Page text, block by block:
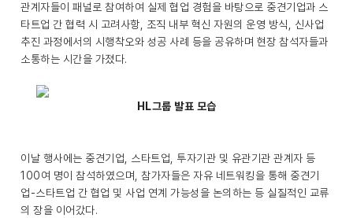
관계자들이 패널로 참여하여 실제 협업 경험을 바탕으로 중견기업과 스
타트업 간 협력 시 고려사항, 조직 내부 혁신 자원의 운영 방식, 신사업
추진 과정에서의 시행착오와 성공 사례 등을 공유하며 현장 참석자들과
소통하는 시간을 가졌다.
HL그룹 발표 모습
이날 행사에는 중견기업, 스타트업, 투자기관 및 유관기관 관계자 등
100여 명이 참석하였으며, 참가자들은 자유 네트워킹을 통해 중견기
업-스타트업 간 협업 및 사업 연계 가능성을 논의하는 등 실질적인 교류
의 장을 이어갔다.